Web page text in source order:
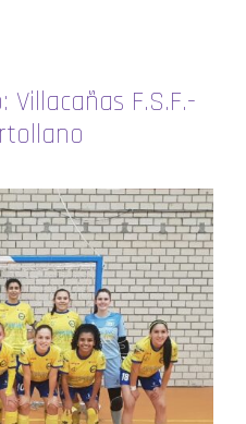
F.S.F.-